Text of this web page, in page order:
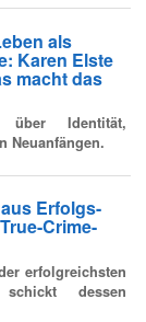
als
Karen Elste
macht das
Identität,
Neuanfängen.
Erfolgs-
Crime-
erfolgreichsten
schickt dessen